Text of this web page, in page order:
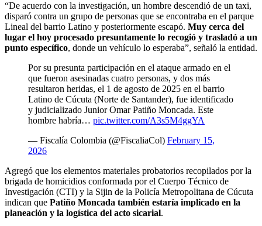
“De acuerdo con la investigación, un hombre descendió de un taxi,
disparó contra un grupo de personas que se encontraba en el parque
Lineal del barrio Latino y posteriormente escapó. Muy cerca del
lugar el hoy procesado presuntamente lo recogió y trasladó a un
punto específico, donde un vehículo lo esperaba”, señaló la entidad.
Por su presunta participación en el ataque armado en el
que fueron asesinadas cuatro personas, y dos más
resultaron heridas, el 1 de agosto de 2025 en el barrio
Latino de Cúcuta (Norte de Santander), fue identificado
y judicializado Junior Omar Patiño Moncada. Este
hombre habría… pic.twitter.com/A3s5M4ggYA
— Fiscalía Colombia (@FiscaliaCol) February 15,
2026
Agregó que los elementos materiales probatorios recopilados por la
brigada de homicidios conformada por el Cuerpo Técnico de
Investigación (CTI) y la Sijin de la Policía Metropolitana de Cúcuta
indican que Patiño Moncada también estaría implicado en la
planeación y la logística del acto sicarial.